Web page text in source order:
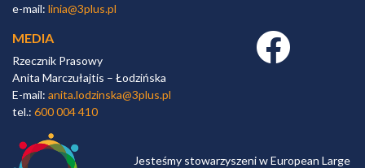
e-mail: linia@3plus.pl
MEDIA
Rzecznik Prasowy
Anita Marczułajtis – Łodzińska
E-mail: anita.lodzinska@3plus.pl
tel.: 600 004 410
Facebook link
Jesteśmy stowarzyszeni w European Large